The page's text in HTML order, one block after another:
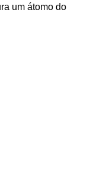
um átomo do